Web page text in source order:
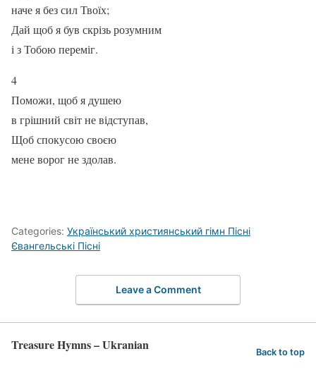
наче я без сил Твоїх;
Дай щоб я був скрізь розумним
і з Тобою переміг.
4
Поможи, щоб я душею
в грішний світ не відступав,
Щоб спокусою своєю
мене ворог не здолав.
Categories: Український християнський гімн Пісні
Євангельські Пісні
Leave a Comment
Treasure Hymns – Ukranian Back to top